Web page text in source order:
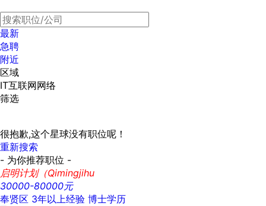
最新
急聘
附近
区域
IT互联网网络
筛选
很抱歉,这个星球没有职位呢！
重新搜索
- 为你推荐职位 -
启明计划（Qimingjihu
30000-80000元
奉贤区 3年以上经验 博士学历